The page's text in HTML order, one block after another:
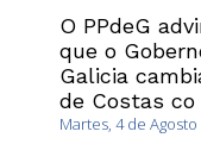
O PPdeG
que o
Galicia
de Costas co
Martes, 4 de